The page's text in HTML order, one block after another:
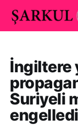
İngiltere
Suriyeli
engelledi